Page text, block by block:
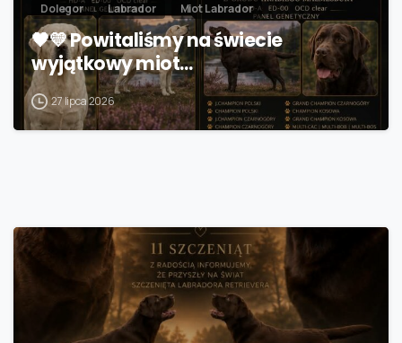
Dolegor Labrador Miot Labrador
🖤💛 Powitaliśmy na świecie
wyjątkowy miot…
27 lipca 2026